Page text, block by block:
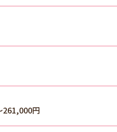
261,000円